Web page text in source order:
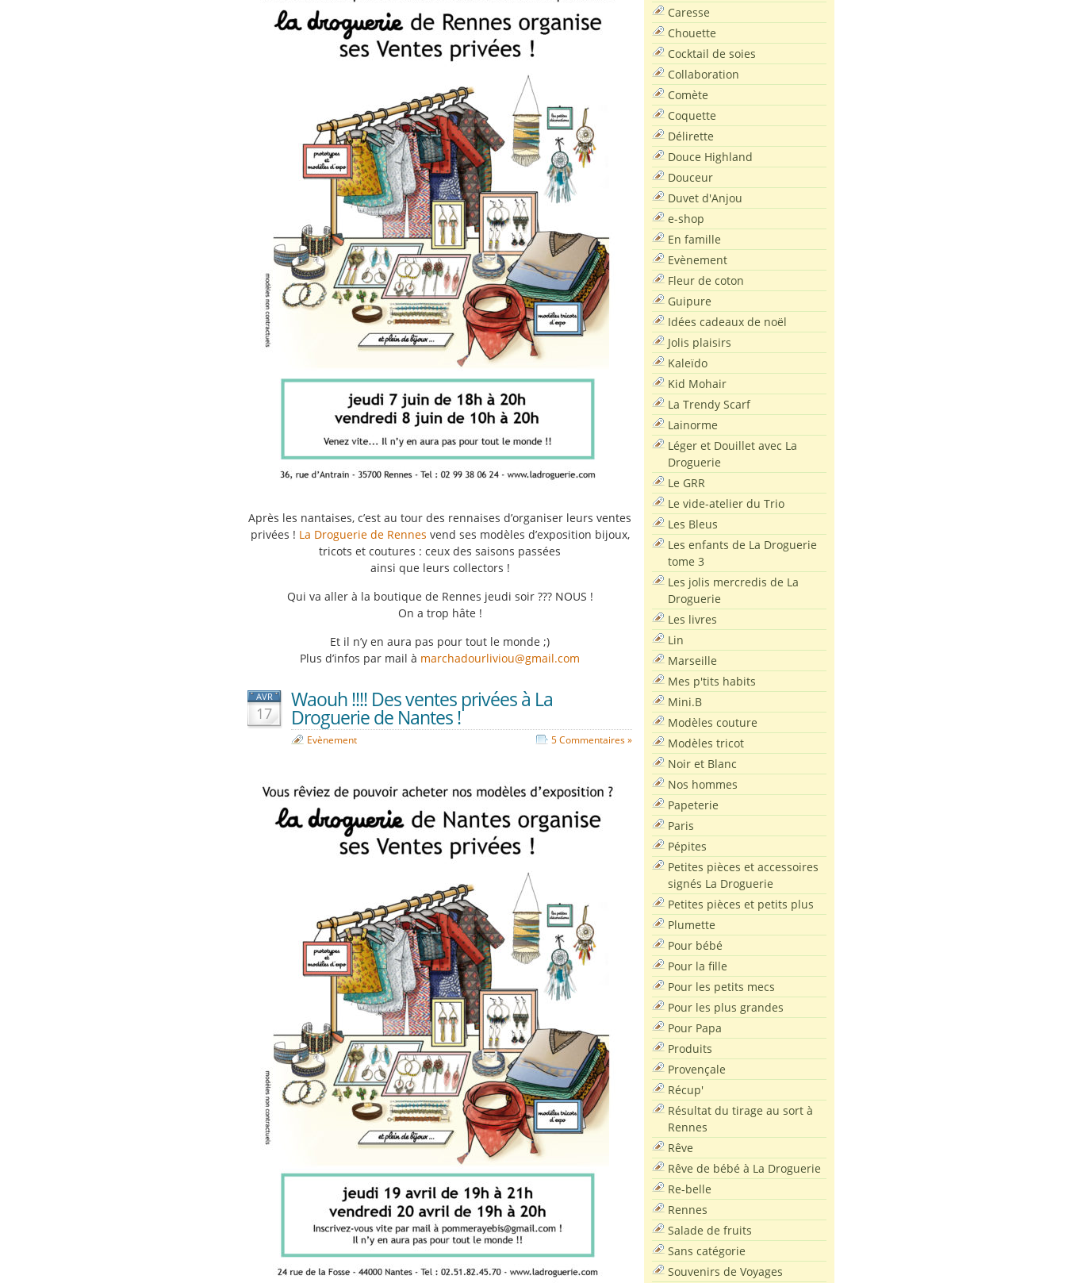
Après les nantaises, c’est au tour des rennaises d’organiser leurs ventes
privées ! La Droguerie de Rennes vend ses modèles d’exposition bijoux,
tricots et coutures : ceux des saisons passées
ainsi que leurs collectors !
Qui va aller à la boutique de Rennes jeudi soir ??? NOUS !
On a trop hâte !
Et il n’y en aura pas pour tout le monde ;)
Plus d’infos par mail à marchadourliviou@gmail.com
AVR
17
Waouh !!!! Des ventes privées à La
Droguerie de Nantes !
Evènement 5 Commentaires »
Caresse
Chouette
Cocktail de soies
Collaboration
Comète
Coquette
Délirette
Douce Highland
Douceur
Duvet d'Anjou
e-shop
En famille
Evènement
Fleur de coton
Guipure
Idées cadeaux de noël
Jolis plaisirs
Kaleïdo
Kid Mohair
La Trendy Scarf
Lainorme
Léger et Douillet avec La
Droguerie
Le GRR
Le vide-atelier du Trio
Les Bleus
Les enfants de La Droguerie
tome 3
Les jolis mercredis de La
Droguerie
Les livres
Lin
Marseille
Mes p'tits habits
Mini.B
Modèles couture
Modèles tricot
Noir et Blanc
Nos hommes
Papeterie
Paris
Pépites
Petites pièces et accessoires
signés La Droguerie
Petites pièces et petits plus
Plumette
Pour bébé
Pour la fille
Pour les petits mecs
Pour les plus grandes
Pour Papa
Produits
Provençale
Récup'
Résultat du tirage au sort à
Rennes
Rêve
Rêve de bébé à La Droguerie
Re-belle
Rennes
Salade de fruits
Sans catégorie
Souvenirs de Voyages